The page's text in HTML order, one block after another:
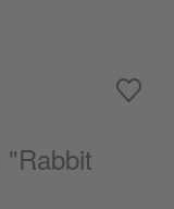
"Rabbit